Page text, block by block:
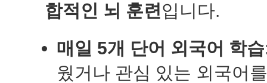
합적인 뇌 훈련입니다.
매일 5개 단어 외국어 학
웠거나 관심 있는 외국어